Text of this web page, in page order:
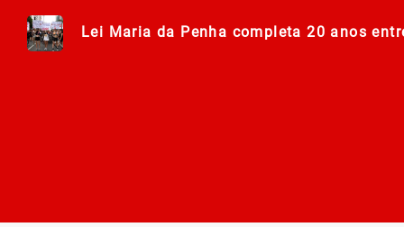
Lei Maria da Penha completa 20 anos
278ª Romaria do Muquém começa com
Centro Municipal de Apoio aos Romeiros
Polícia Militar de Goiás comemora 168